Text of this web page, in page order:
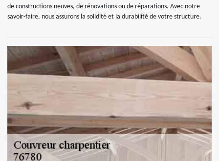
de constructions neuves, de rénovations ou de réparations. Avec notre
savoir-faire, nous assurons la solidité et la durabilité de votre structure.